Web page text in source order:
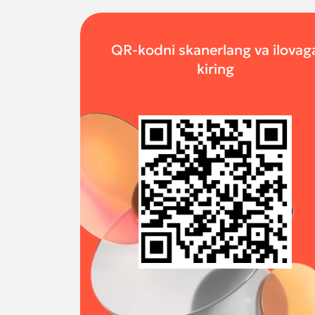
QR-kodni skanerlang va
kiring